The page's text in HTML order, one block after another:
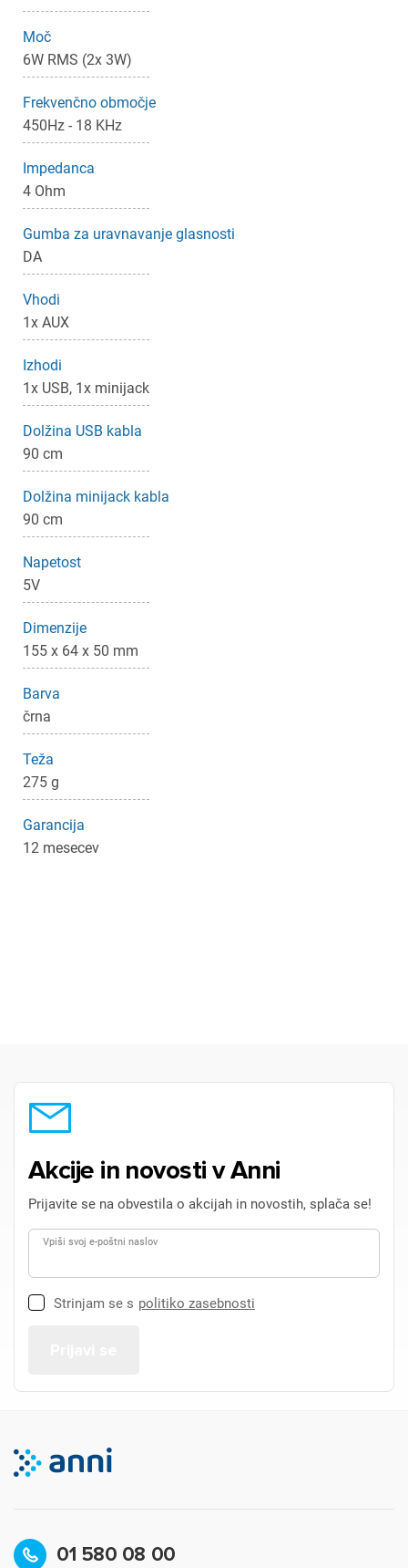
Moč
6W RMS (2x 3W)
Frekvenčno območje
450Hz - 18 KHz
Impedanca
4 Ohm
Gumba za uravnavanje glasnosti
DA
Vhodi
1x AUX
Izhodi
1x USB, 1x minijack
Dolžina USB kabla
90 cm
Dolžina minijack kabla
90 cm
Napetost
5V
Dimenzije
155 x 64 x 50 mm
Barva
črna
Teža
275 g
Garancija
12 mesecev
Akcije in novosti v Anni
Prijavite se na obvestila o akcijah in novostih, splača se!
Vpiši svoj e-poštni naslov
Strinjam se s politiko zasebnosti
01 580 08 00
Prijava